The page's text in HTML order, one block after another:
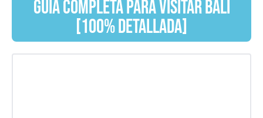
GUÍA COMPLETA PARA VISITAR BALI
[100% DETALLADA]